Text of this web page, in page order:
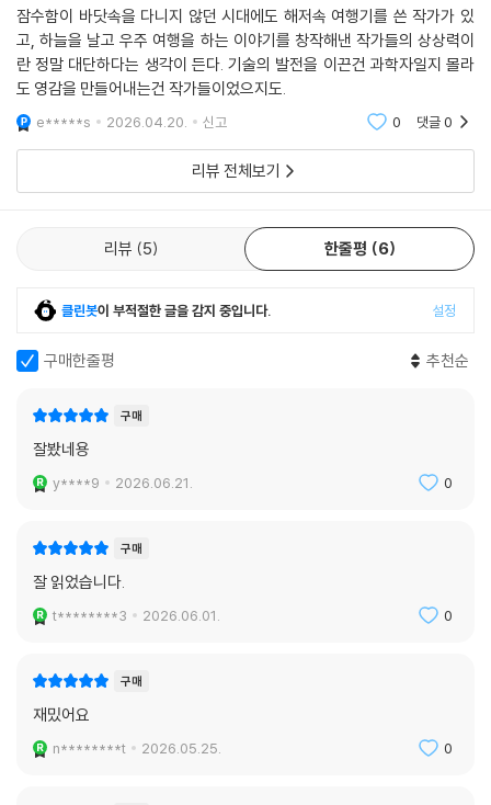
잠수함이 바닷속을 다니지 않던 시대에도 해저속 여행기를 쓴 작가가 있
고, 하늘을 날고 우주 여행을 하는 이야기를 창작해낸 작가들의 상상력이
란 정말 대단하다는 생각이 든다. 기술의 발전을 이끈건 과학자일지 몰라
도 영감을 만들어내는건 작가들이었으지도.
e*****s 2026.04.20. 신고 0 댓글0
리뷰 전체보기
리뷰 5 한줄평 6
클린봇이 부적절한 글을 감지 중입니다. 설정
구매한줄평 추천순
구매
잘봤네용
y****9 2026.06.21. 0
구매
잘 읽었습니다.
t********3 2026.06.01. 0
구매
재밌어요
n********t 2026.05.25. 0